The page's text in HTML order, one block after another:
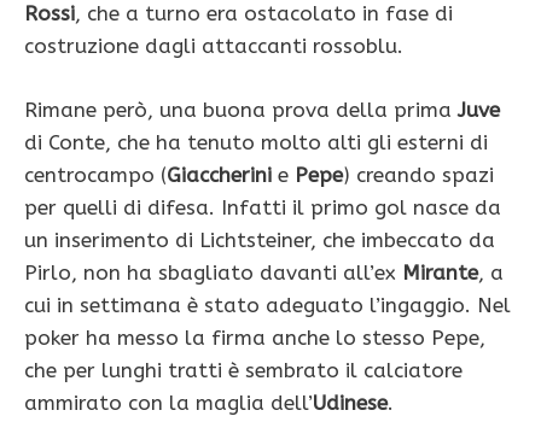
Rossi, che a turno era ostacolato in fase di
costruzione dagli attaccanti rossoblu.
Rimane però, una buona prova della primaJuve
di Conte, che ha tenuto molto alti gli esterni di
centrocampo (Giaccherini e Pepe) creando spazi
per quelli di difesa. Infatti il primo gol nasce da
un inserimento di Lichtsteiner, che imbeccato da
Pirlo, non ha sbagliato davanti all’ex Mirante, a
cui in settimana è stato adeguato l’ingaggio. Nel
poker ha messo la firma anche lo stesso Pepe,
che per lunghi tratti è sembrato il calciatore
ammirato con la maglia dell’Udinese.